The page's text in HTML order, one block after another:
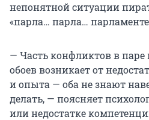
непонятной ситуации
«парла… парла…
— Часть конфликтов в
обоев возникает от
и опыта — оба не знают
делать, — поясняет
или недостатке